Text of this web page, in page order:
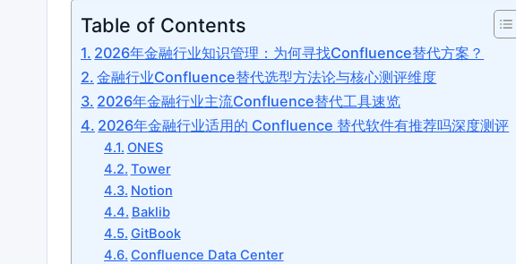
Table of Contents
2026年金融行业知识管理：为何寻找Confluence替代方案？
金融行业Confluence替代选型方法论与核心测评维度
2026年金融行业主流Confluence替代工具速览
2026年金融行业适用的 Confluence 替代软件有推荐吗深度测评
ONES
Tower
Notion
Baklib
GitBook
Confluence Data Center